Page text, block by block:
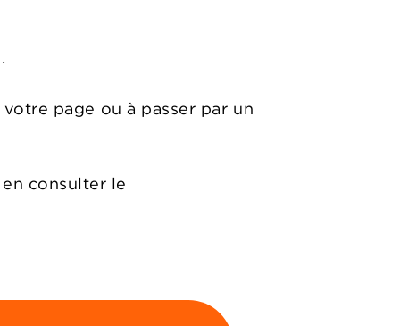
page ou à passer par un
consulter le